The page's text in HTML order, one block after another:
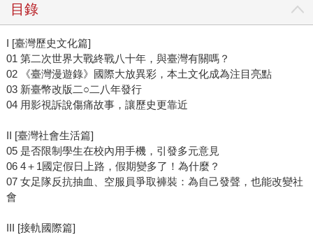
目錄
I [臺灣歷史文化篇]
01 第二次世界大戰終戰八十年，與臺灣有關嗎？
02 《臺灣漫遊錄》國際大放異彩，本土文化成為注目亮點
03 新臺幣改版二○二八年發行
04 用影視訴說傷痛故事，讓歷史更靠近
II [臺灣社會生活篇]
05 是否限制學生在校內用手機，引發多元意見
06 4＋1國定假日上路，假期變多了！為什麼？
07 女足隊反抗抽血、空服員爭取褲裝：為自己發聲，也能改變社
會
III [接軌國際篇]